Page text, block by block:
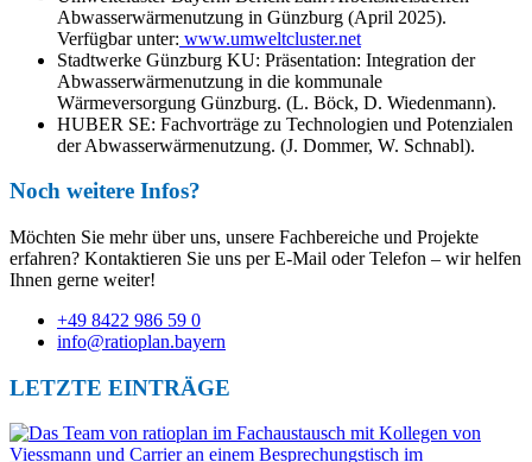
Abwasserwärmenutzung in Günzburg (April 2025).
Verfügbar unter: www.umweltcluster.net
Stadtwerke Günzburg KU: Präsentation: Integration der
Abwasserwärmenutzung in die kommunale
Wärmeversorgung Günzburg. (L. Böck, D. Wiedenmann).
HUBER SE: Fachvorträge zu Technologien und Potenzialen
der Abwasserwärmenutzung. (J. Dommer, W. Schnabl).
Noch weitere Infos?
Möchten Sie mehr über uns, unsere Fachbereiche und Projekte
erfahren? Kontaktieren Sie uns per E-Mail oder Telefon – wir helfen
Ihnen gerne weiter!
+49 8422 986 59 0
info@ratioplan.bayern
LETZTE EINTRÄGE